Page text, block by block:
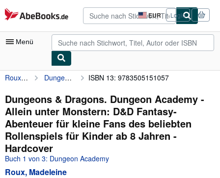
Zum Hauptinhalt
AbeBooks.de EUR
Seite
der
Einkaufseinstellungen.
Login
Menü
Nutzerkonto
Meine Bestellungen
Detailsuche
Sammlungen
Antiquarische Bücher
Kunst & Sammlerstücke
Roux, Madeleine Dungeons & Dragons. Dungeon Academy - Allein unter Monstern: D&D Fantasy-Abenteuer für kleine Fans des beliebten Rollenspiels für Kinder ab 8 Jahren ISBN 13: 9783505151057
Dungeons & Dragons. Dungeon Academy -
Allein unter Monstern: D&D Fantasy-
Abenteuer für kleine Fans des beliebten
Rollenspiels für Kinder ab 8 Jahren -
Hardcover
Buch 1 von 3: Dungeon Academy
Roux, Madeleine